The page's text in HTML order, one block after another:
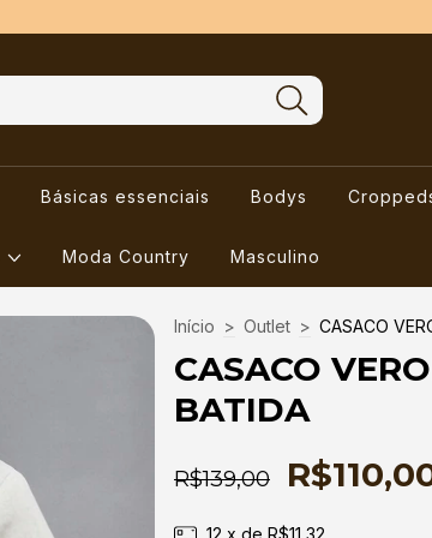
Básicas essenciais Bodys
Moda Country Masculino
Início > Outlet > CASACO
CASACO
BATIDA
R$139,00
12 x de R$11,32